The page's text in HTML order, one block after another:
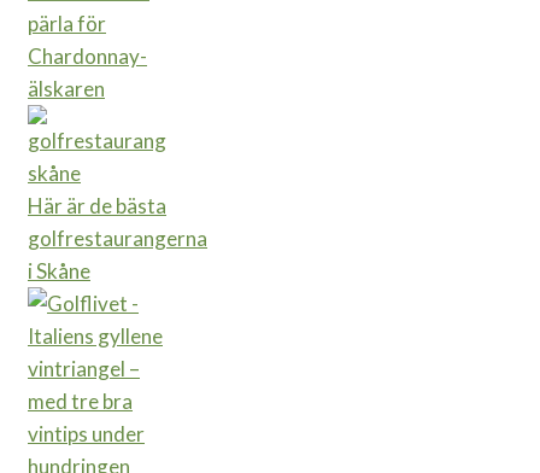
pärla för
Chardonnay-
älskaren
Här är de bästa
golfrestaurangerna
i Skåne